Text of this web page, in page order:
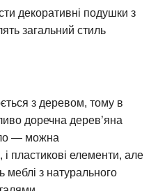
декоративні подушки з
загальний стиль
з деревом, тому в
доречна дерев’яна
— можна
і пластикові елементи, але
меблі з натурального